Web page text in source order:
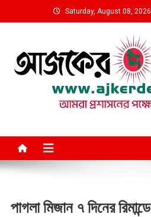
to
Saturday, August 08, 2026
পাগলা মিজান ৭ দিনের রিমান্ডে